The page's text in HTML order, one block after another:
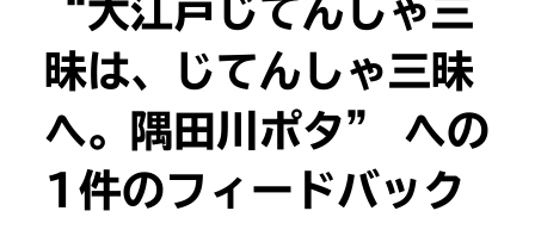
“大江戸じてんしゃ三
昧は、じてんしゃ三昧
へ。隅田川ポタ” への
1件のフィードバック